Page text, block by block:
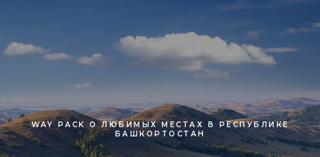
WAY PACK О ЛЮБИМЫХ МЕСТАХ В РЕСПУБЛИКЕ
БАШКОРТОСТАН